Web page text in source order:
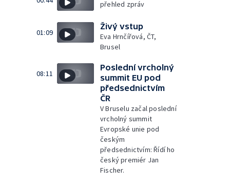
přehled zpráv
01:09
Živý vstup
Eva Hrnčířová, ČT,
Brusel
08:11
Poslední vrcholný
summit EU pod
předsednictvím
ČR
V Bruselu začal poslední
vrcholný summit
Evropské unie pod
českým
předsednictvím: Řídí ho
český premiér Jan
Fischer.